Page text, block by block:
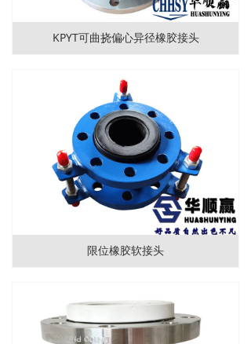
KPYT可曲挠偏心异径橡胶接头
限位橡胶软接头